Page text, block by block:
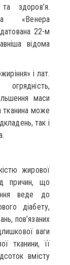
здоров’я.
«Венера
22-м
відома
і лат.
маси
тканина може
так і
жирової
причин, що
веде до
діабету,
пов’язаних
ваги
тканини, її
вмісту